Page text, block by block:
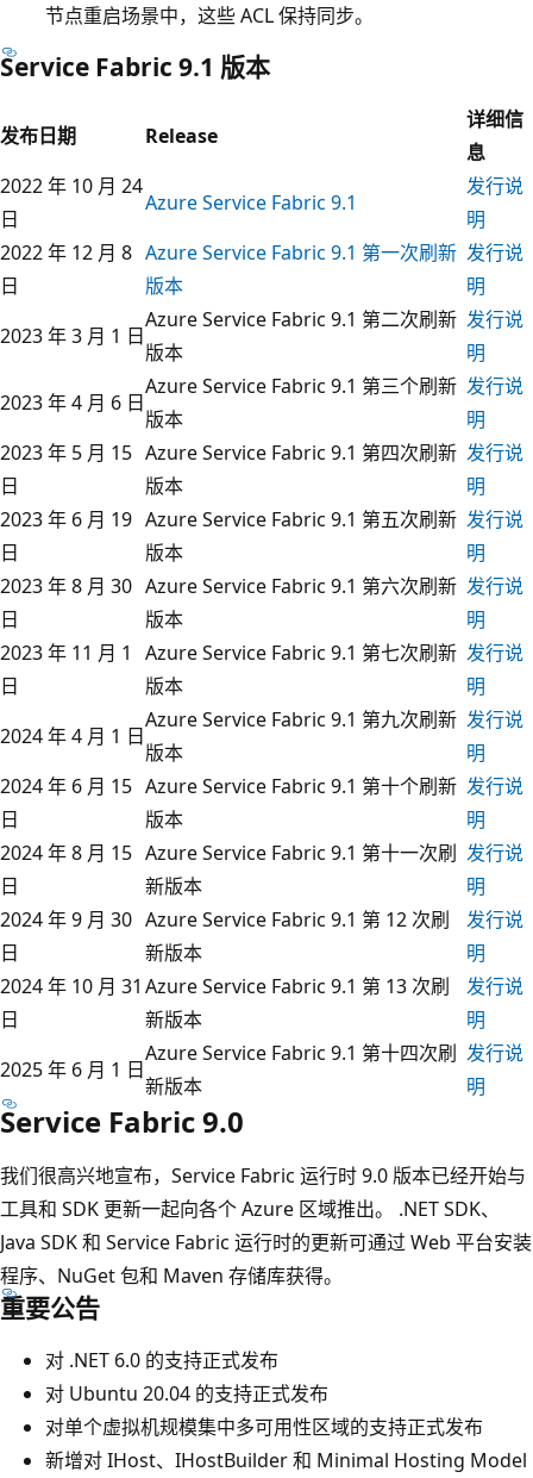
节点重启场景中，这些 ACL 保持同步。
Service Fabric 9.1 版本
发布日期 Release
详细信
息
2022 年 10 月 24
日
Azure Service Fabric 9.1
发行说
明
2022 年 12 月 8
日
Azure Service Fabric 9.1 第一次刷新
版本
发行说
明
2023 年 3 月 1 日
Azure Service Fabric 9.1 第二次刷新
版本
发行说
明
2023 年 4 月 6 日
Azure Service Fabric 9.1 第三个刷新
版本
发行说
明
2023 年 5 月 15
日
Azure Service Fabric 9.1 第四次刷新
版本
发行说
明
2023 年 6 月 19
日
Azure Service Fabric 9.1 第五次刷新
版本
发行说
明
2023 年 8 月 30
日
Azure Service Fabric 9.1 第六次刷新
版本
发行说
明
2023 年 11 月 1
日
Azure Service Fabric 9.1 第七次刷新
版本
发行说
明
2024 年 4 月 1 日
Azure Service Fabric 9.1 第九次刷新
版本
发行说
明
2024 年 6 月 15
日
Azure Service Fabric 9.1 第十个刷新
版本
发行说
明
2024 年 8 月 15
日
Azure Service Fabric 9.1 第十一次刷
新版本
发行说
明
2024 年 9 月 30
日
Azure Service Fabric 9.1 第 12 次刷
新版本
发行说
明
2024 年 10 月 31
日
Azure Service Fabric 9.1 第 13 次刷
新版本
发行说
明
2025 年 6 月 1 日
Azure Service Fabric 9.1 第十四次刷
新版本
发行说
明
Service Fabric 9.0
我们很高兴地宣布，Service Fabric 运行时 9.0 版本已经开始与
工具和 SDK 更新一起向各个 Azure 区域推出。 .NET SDK、
Java SDK 和 Service Fabric 运行时的更新可通过 Web 平台安装
程序、NuGet 包和 Maven 存储库获得。
重要公告
对 .NET 6.0 的支持正式发布
对 Ubuntu 20.04 的支持正式发布
对单个虚拟机规模集中多可用性区域的支持正式发布
新增对 IHost、IHostBuilder 和 Minimal Hosting Model